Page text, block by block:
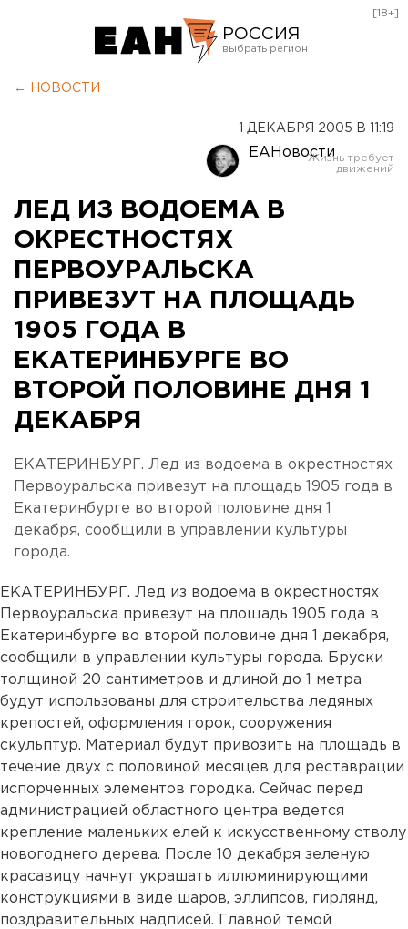
РОССИЯ
Оренбург
[18+]
← НОВОСТИ
1 ДЕКАБРЯ 2005 В 11:19
ЕАНовости
ЛЕД ИЗ ВОДОЕМА В
ОКРЕСТНОСТЯХ
ПЕРВОУРАЛЬСКА
ПРИВЕЗУТ НА ПЛОЩАДЬ
1905 ГОДА В
ЕКАТЕРИНБУРГЕ ВО
ВТОРОЙ ПОЛОВИНЕ ДНЯ 1
ДЕКАБРЯ
ЕКАТЕРИНБУРГ. Лед из водоема в окрестностях
Первоуральска привезут на площадь 1905 года в
Екатеринбурге во второй половине дня 1
декабря, сообщили в управлении культуры
города.
ЕКАТЕРИНБУРГ. Лед из водоема в окрестностях
Первоуральска привезут на площадь 1905 года в
Екатеринбурге во второй половине дня 1 декабря,
сообщили в управлении культуры города. Бруски
толщиной 20 сантиметров и длиной до 1 метра
будут использованы для строительства ледяных
крепостей, оформления горок, сооружения
скульптур. Материал будут привозить на площадь в
течение двух с половиной месяцев для реставрации
испорченных элементов городка. Сейчас перед
администрацией областного центра ведется
крепление маленьких елей к искусственному стволу
новогоднего дерева. После 10 декабря зеленую
красавицу начнут украшать иллюминирующими
конструкциями в виде шаров, эллипсов, гирлянд,
поздравительных надписей. Главной темой